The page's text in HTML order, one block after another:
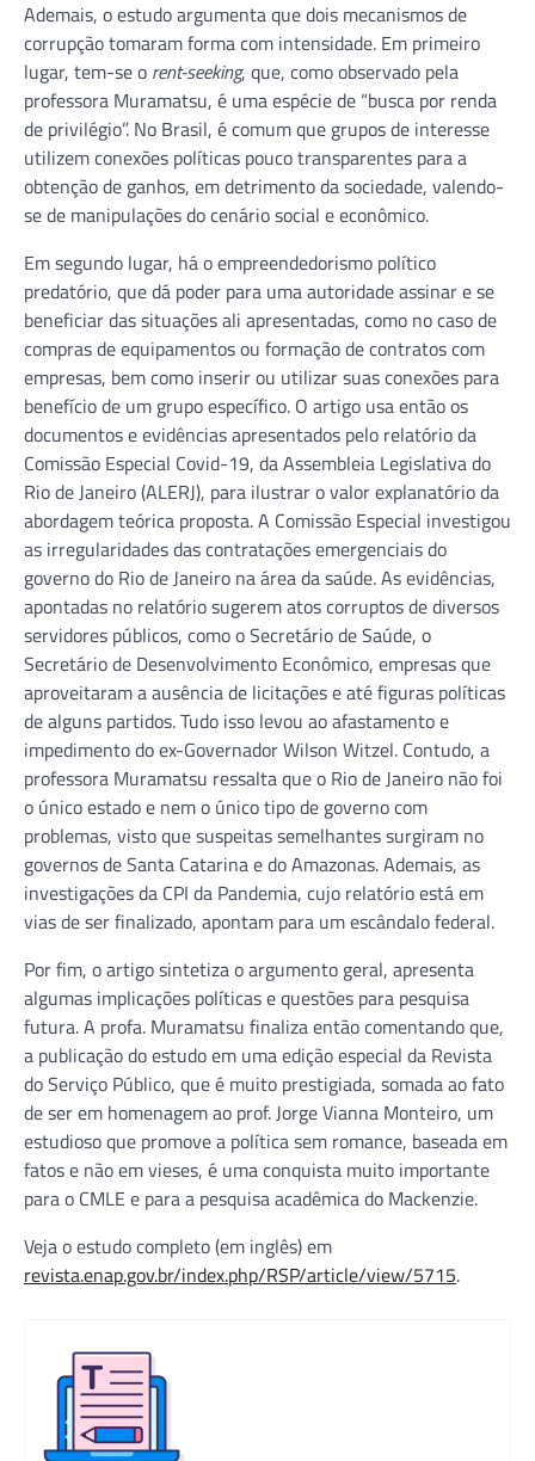
Ademais, o estudo argumenta que dois mecanismos de
corrupção tomaram forma com intensidade. Em primeiro
lugar, tem-se o rent-seeking, que, como observado pela
professora Muramatsu, é uma espécie de “busca por renda
de privilégio”. No Brasil, é comum que grupos de interesse
utilizem conexões políticas pouco transparentes para a
obtenção de ganhos, em detrimento da sociedade, valendo-
se de manipulações do cenário social e econômico.
Em segundo lugar, há o empreendedorismo político
predatório, que dá poder para uma autoridade assinar e se
beneficiar das situações ali apresentadas, como no caso de
compras de equipamentos ou formação de contratos com
empresas, bem como inserir ou utilizar suas conexões para
benefício de um grupo específico. O artigo usa então os
documentos e evidências apresentados pelo relatório da
Comissão Especial Covid-19, da Assembleia Legislativa do
Rio de Janeiro (ALERJ), para ilustrar o valor explanatório da
abordagem teórica proposta. A Comissão Especial investigou
as irregularidades das contratações emergenciais do
governo do Rio de Janeiro na área da saúde. As evidências,
apontadas no relatório sugerem atos corruptos de diversos
servidores públicos, como o Secretário de Saúde, o
Secretário de Desenvolvimento Econômico, empresas que
aproveitaram a ausência de licitações e até figuras políticas
de alguns partidos. Tudo isso levou ao afastamento e
impedimento do ex-Governador Wilson Witzel. Contudo, a
professora Muramatsu ressalta que o Rio de Janeiro não foi
o único estado e nem o único tipo de governo com
problemas, visto que suspeitas semelhantes surgiram no
governos de Santa Catarina e do Amazonas. Ademais, as
investigações da CPI da Pandemia, cujo relatório está em
vias de ser finalizado, apontam para um escândalo federal.
Por fim, o artigo sintetiza o argumento geral, apresenta
algumas implicações políticas e questões para pesquisa
futura. A profa. Muramatsu finaliza então comentando que,
a publicação do estudo em uma edição especial da Revista
do Serviço Público, que é muito prestigiada, somada ao fato
de ser em homenagem ao prof. Jorge Vianna Monteiro, um
estudioso que promove a política sem romance, baseada em
fatos e não em vieses, é uma conquista muito importante
para o CMLE e para a pesquisa acadêmica do Mackenzie.
Veja o estudo completo (em inglês) em
revista.enap.gov.br/index.php/RSP/article/view/5715.